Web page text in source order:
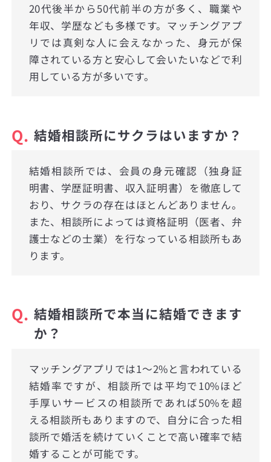
20代後半から50代前半の方が多く、職業や
年収、学歴なども多様です。マッチングアプ
リでは真剣な人に会えなかった、身元が保
障されている方と安心して会いたいなどで利
用している方が多いです。
Q. 結婚相談所にサクラはいますか？
結婚相談所では、会員の身元確認（独身証
明書、学歴証明書、収入証明書）を徹底して
おり、サクラの存在はほとんどありません。
また、相談所によっては資格証明（医者、弁
護士などの士業）を行なっている相談所もあ
ります。
Q. 結婚相談所で本当に結婚できます
か？
マッチングアプリでは1〜2%と言われている
結婚率ですが、相談所では平均で10%ほど
手厚いサービスの相談所であれば50%を超
える相談所もありますので、自分に合った相
談所で婚活を続けていくことで高い確率で結
婚することが可能です。